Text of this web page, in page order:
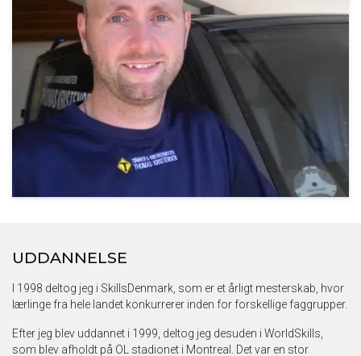
UDDANNELSE
I 1998 deltog jeg i SkillsDenmark, som er et årligt mesterskab, hvor
lærlinge fra hele landet konkurrerer inden for forskellige faggrupper.
Efter jeg blev uddannet i 1999, deltog jeg desuden i WorldSkills,
som blev afholdt på OL stadionet i Montreal. Det var en stor